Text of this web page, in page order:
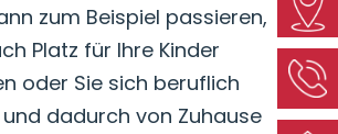
zum Beispiel passieren,
Platz für Ihre Kinder
oder Sie sich beruflich
dadurch von Zuhause